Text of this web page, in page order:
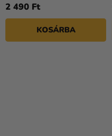
2 490 Ft
KOSÁRBA